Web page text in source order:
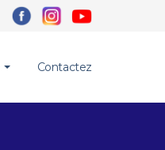
Contactez